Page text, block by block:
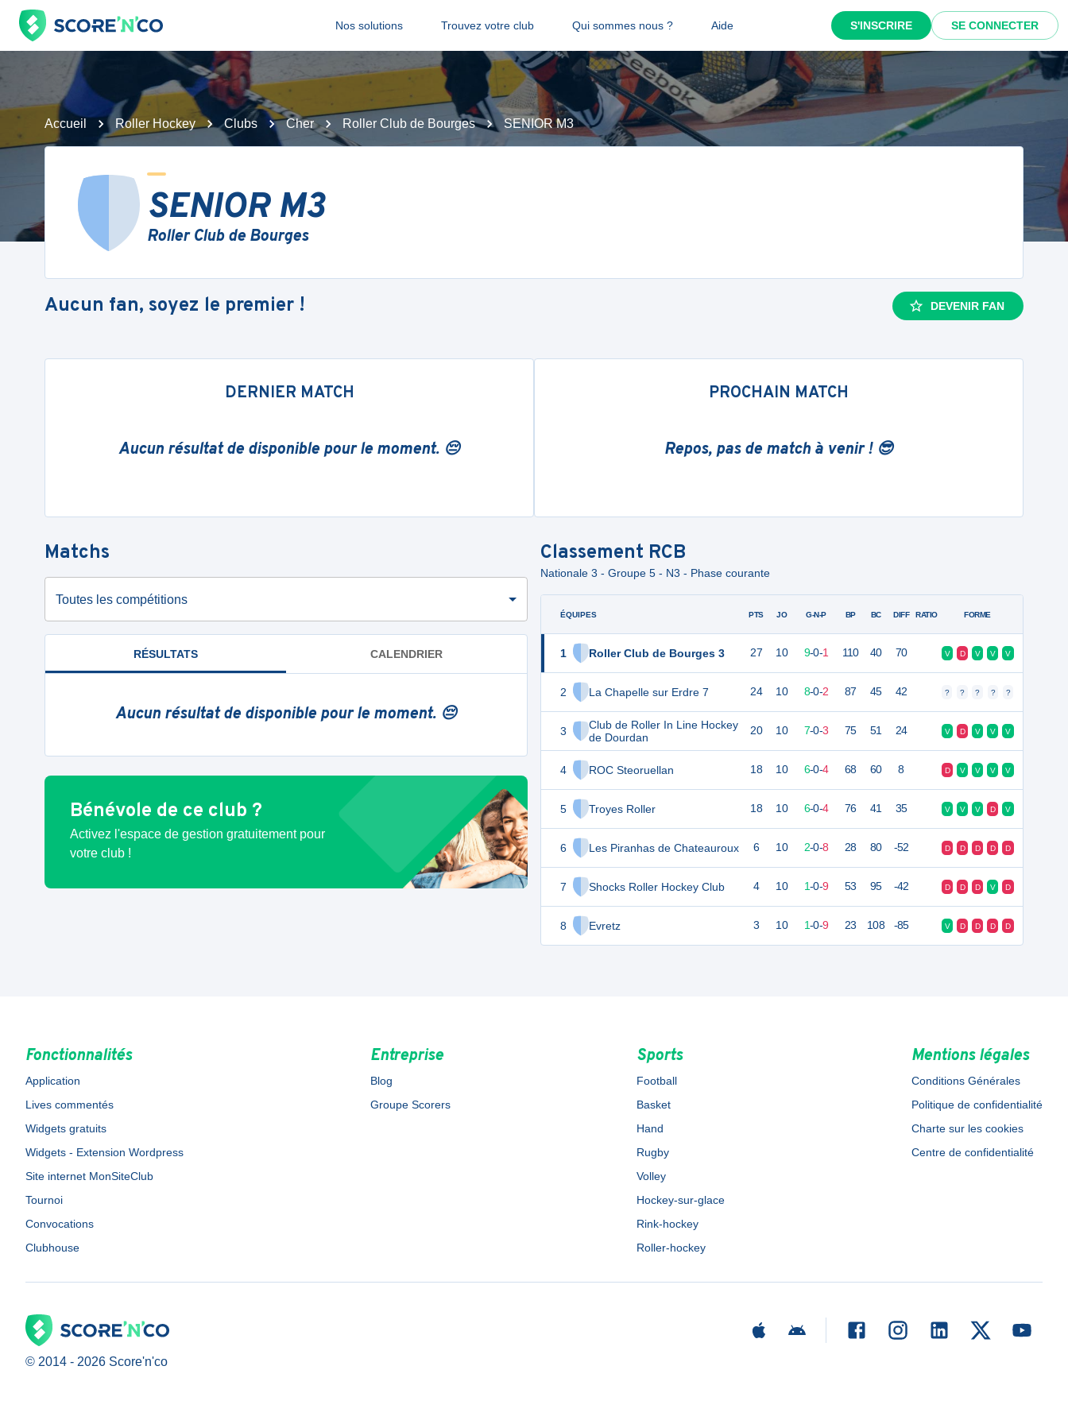
Nos solutions Trouvez votre club Qui sommes nous ? Aide S'INSCRIRE SE CONNECTER
Accueil Roller Hockey Clubs Cher Roller Club de Bourges SENIOR M3
SENIOR M3
Roller Club de Bourges
Aucun fan, soyez le premier ! DEVENIR FAN
DERNIER MATCH
Aucun résultat de disponible pour le moment. 😔
PROCHAIN MATCH
Repos, pas de match à venir ! 😎
Matchs
Toutes les compétitions
RÉSULTATS CALENDRIER
Aucun résultat de disponible pour le moment. 😔
Bénévole de ce club ?
Activez l'espace de gestion gratuitement pour
votre club !
Classement RCB
Nationale 3 - Groupe 5 - N3 - Phase courante
ÉQUIPES
1 Roller Club de Bourges 3
2 La Chapelle sur Erdre 7
3
Club de Roller In Line Hockey
de Dourdan
4 ROC Steoruellan
5 Troyes Roller
6 Les Piranhas de Chateauroux
7 Shocks Roller Hockey Club
8 Evretz
PTS JO G-N-P BP BC DIFF RATIO FORME
27 10 9-0-1 110 40 70 V D V V V
24 10 8-0-2 87 45 42 ? ? ? ? ?
20 10 7-0-3 75 51 24 V D V V V
18 10 6-0-4 68 60 8 D V V V V
18 10 6-0-4 76 41 35 V V V D V
6 10 2-0-8 28 80 -52 D D D D D
4 10 1-0-9 53 95 -42 D D D V D
3 10 1-0-9 23 108 -85 V D D D D
Fonctionnalités
Application
Lives commentés
Widgets gratuits
Widgets - Extension Wordpress
Site internet MonSiteClub
Tournoi
Convocations
Clubhouse
Entreprise
Blog
Groupe Scorers
Sports
Football
Basket
Hand
Rugby
Volley
Hockey-sur-glace
Rink-hockey
Roller-hockey
Mentions légales
Conditions Générales
Politique de confidentialité
Charte sur les cookies
Centre de confidentialité
© 2014 - 2026 Score'n'co